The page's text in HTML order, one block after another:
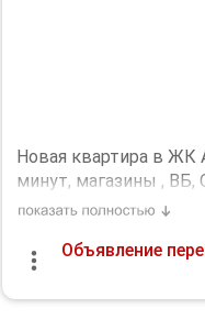
Дополнительная
санузел -
одежды, спальные
стиральная машина.
Новая квартира в ЖК
минут, магазины , ВБ,
Хамер и Йон в
Дополнительная
санузел -
одежды, спальные
Объявление